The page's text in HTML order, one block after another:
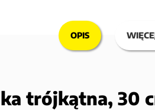
OPIS
trójkątna, 30